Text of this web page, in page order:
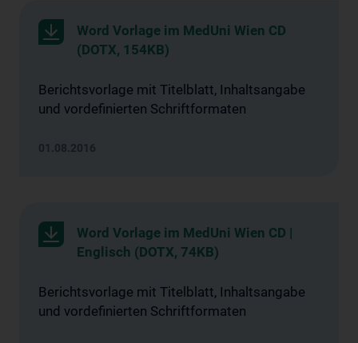
Word Vorlage im MedUni Wien CD
(DOTX, 154KB)
Berichtsvorlage mit Titelblatt, Inhaltsangabe
und vordefinierten Schriftformaten
01.08.2016
Word Vorlage im MedUni Wien CD |
Englisch (DOTX, 74KB)
Berichtsvorlage mit Titelblatt, Inhaltsangabe
und vordefinierten Schriftformaten